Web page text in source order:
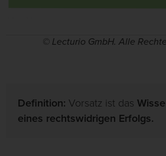
© Lecturio GmbH. Alle
Definition: Vorsatz ist das
eines rechtswidrigen Erfolgs.